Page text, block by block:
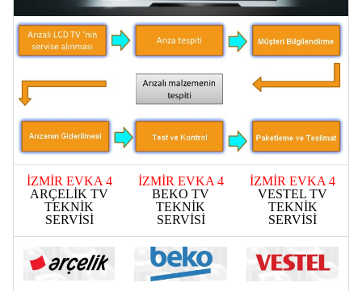
İZMİR EVKA 4
ARÇELİK TV
TEKNİK
SERVİSİ
İZMİR EVKA 4
BEKO TV
TEKNİK
SERVİSİ
İZMİR EVKA 4
VESTEL TV
TEKNİK
SERVİSİ